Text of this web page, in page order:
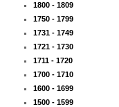
1800 - 1809
1750 - 1799
1731 - 1749
1721 - 1730
1711 - 1720
1700 - 1710
1600 - 1699
1500 - 1599